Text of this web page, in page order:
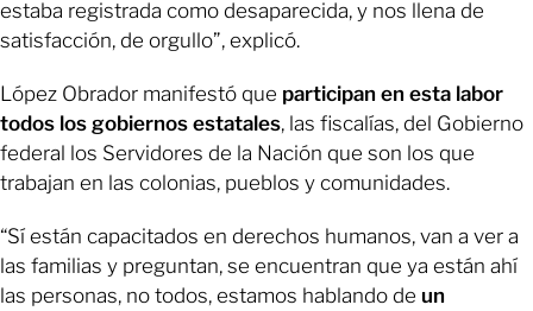
estaba registrada como desaparecida, y nos llena de
satisfacción, de orgullo”, explicó.
López Obrador manifestó que participan en esta labor
todos los gobiernos estatales, las fiscalías, del Gobierno
federal los Servidores de la Nación que son los que
trabajan en las colonias, pueblos y comunidades.
“Sí están capacitados en derechos humanos, van a ver a
las familias y preguntan, se encuentran que ya están ahí
las personas, no todos, estamos hablando de un